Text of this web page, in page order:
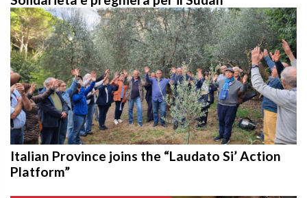
Italian Province joins the “Laudato Si’ Action
Platform”